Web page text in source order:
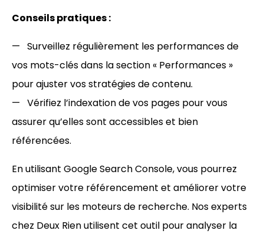
Conseils pratiques :
Surveillez régulièrement les performances de
vos mots-clés dans la section « Performances »
pour ajuster vos stratégies de contenu.
Vérifiez l’indexation de vos pages pour vous
assurer qu’elles sont accessibles et bien
référencées.
En utilisant Google Search Console, vous pourrez
optimiser votre référencement et améliorer votre
visibilité sur les moteurs de recherche. Nos experts
chez Deux Rien utilisent cet outil pour analyser la